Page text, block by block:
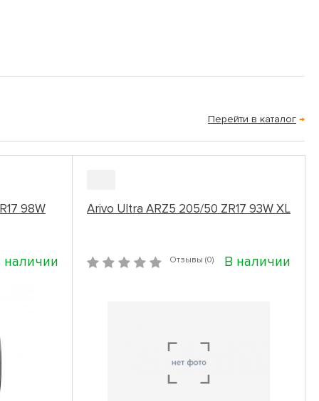
Перейти в каталог →
98W
наличии
Arivo Ultra ARZ5 205/50 ZR17 93W XL
Отзывы (0) В наличии